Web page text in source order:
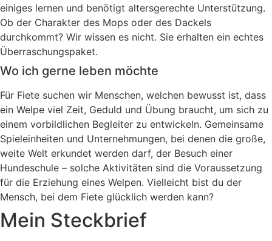
einiges lernen und benötigt altersgerechte Unterstützung.
Ob der Charakter des Mops oder des Dackels
durchkommt? Wir wissen es nicht. Sie erhalten ein echtes
Überraschungspaket.
Wo ich gerne leben möchte
Für Fiete suchen wir Menschen, welchen bewusst ist, dass
ein Welpe viel Zeit, Geduld und Übung braucht, um sich zu
einem vorbildlichen Begleiter zu entwickeln. Gemeinsame
Spieleinheiten und Unternehmungen, bei denen die große,
weite Welt erkundet werden darf, der Besuch einer
Hundeschule – solche Aktivitäten sind die Voraussetzung
für die Erziehung eines Welpen. Vielleicht bist du der
Mensch, bei dem Fiete glücklich werden kann?
Mein Steckbrief